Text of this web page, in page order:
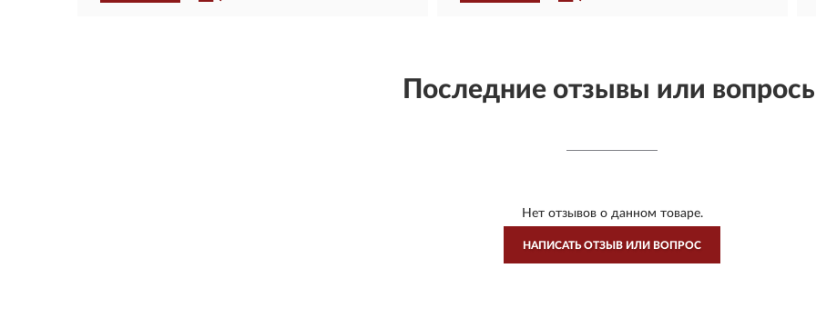
Последние отзывы или
Нет отзывов о данном товаре.
НАПИСАТЬ ОТЗЫВ ИЛИ ВОПРОС